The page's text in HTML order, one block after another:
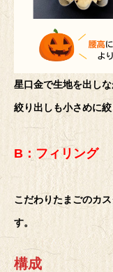
星口金で生地を出し
絞り出しも小さめに
B：フィリング
こだわりたまごのカ
す。
構成